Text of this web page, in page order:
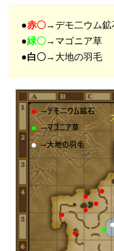
●赤〇→デモ二ウム鉱
●緑〇→マゴニア草
●白〇→大地の羽毛